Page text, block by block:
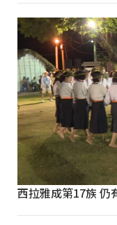
西拉雅成第17族 仍